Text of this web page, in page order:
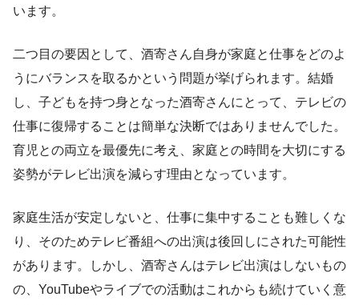
います。
二つ目の要因として、酒寄さん自身が家庭と仕事をどのよ
うにバランスを取るかという問題が挙げられます。結婚
し、子どもを持つ身となった酒寄さんにとって、テレビの
仕事に復帰することは簡単な決断ではありませんでした。
育児との両立を最優先に考え、家庭との時間を大切にする
姿勢がテレビ出演を減らす理由となっています。
家庭生活が安定しないと、仕事に集中することも難しくな
り、そのためテレビ番組への出演は後回しにされた可能性
があります。しかし、酒寄さんはテレビ出演はしないもの
の、YouTubeやライブでの活動はこれからも続けていく意